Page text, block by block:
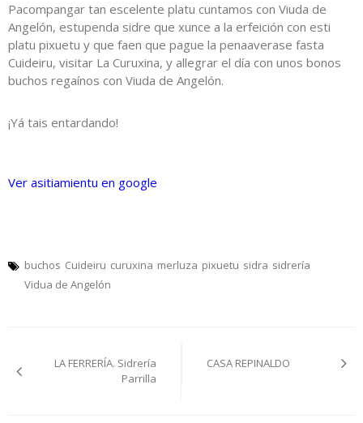
Pacompangar tan escelente platu cuntamos con Viuda de
Angelón, estupenda sidre que xunce a la erfeición con esti
platu pixuetu y que faen que pague la penaaverase fasta
Cuideiru, visitar La Curuxina, y allegrar el día con unos bonos
buchos regaínos con Viuda de Angelón.
¡Yá tais entardando!
Ver asitiamientu en google
buchos Cuideiru curuxina merluza pixuetu sidra sidrería
Vidua de Angelón
pelosLA FERRERÍA. Sidrería
Parrilla
CASA REPINALDO